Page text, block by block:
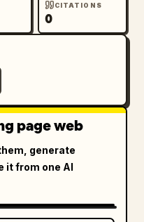
CITATIONS
0
page web
generate
it from one AI